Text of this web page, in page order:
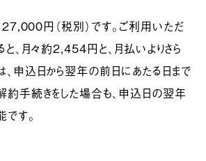
円（税別）です。ご利用いただ
、月々約2,454円と、月払いよりさら
申込日から翌年の前日にあたる日まで
手続きをした場合も、申込日の翌年
す。